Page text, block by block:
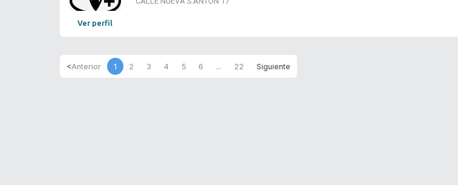
Ver perfil
1 2 3 4 5 6 ... 22